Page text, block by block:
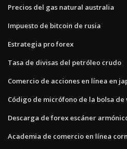
Precios del gas natural australia
Impuesto de bitcoin de rusia
Estrategia pro forex
Tasa de divisas del petróleo crudo
Comercio de acciones en línea en
Código de micrófono de la bolsa de
Descarga de forex escáner
Academia de comercio en línea